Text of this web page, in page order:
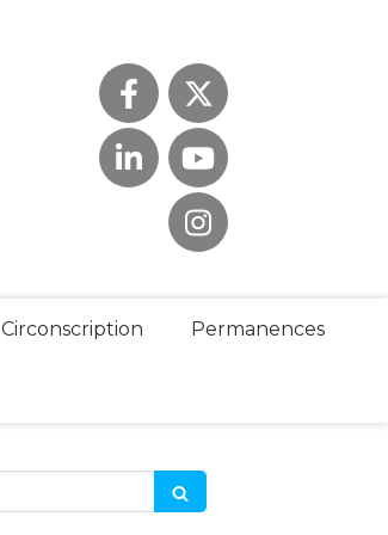
Circonscription Permanences